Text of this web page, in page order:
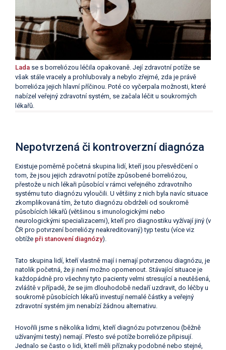
Lada se s borreliózou léčila opakovaně. Její zdravotní potíže se
však stále vracely a prohlubovaly a nebylo zřejmé, zda je právě
borrelióza jejich hlavní příčinou. Poté co vyčerpala možnosti, které
nabízel veřejný zdravotní systém, se začala léčit u soukromých
lékařů.
Nepotvrzená či kontroverzní diagnóza
Existuje poměrně početná skupina lidí, kteří jsou přesvědčení o
tom, že jsou jejich zdravotní potíže způsobené borreliózou,
přestože u nich lékaři působící v rámci veřejného zdravotního
systému tuto diagnózu vyloučili. U většiny z nich byla navíc situace
zkomplikovaná tím, že tuto diagnózu obdrželi od soukromě
působících lékařů (většinou s imunologickými nebo
neurologickými specializacemi), kteří pro diagnostiku vyžívají jiný (v
ČR pro potvrzení borreliózy neakreditovaný) typ testu (více viz
obtíže při stanovení diagnózy).
Tato skupina lidí, kteří vlastně mají i nemají potvrzenou diagnózu, je
natolik početná, že ji není možno opomenout. Stávající situace je
každopádně pro všechny tyto pacienty velmi stresující a neutěšená,
zvláště v případě, že se jim dlouhodobě nedaří uzdravit, do léčby u
soukromě působících lékařů investují nemalé částky a veřejný
zdravotní systém jim nenabízí žádnou alternativu.
Hovořili jsme s několika lidmi, kteří diagnózu potvrzenou (běžně
užívanými testy) nemají. Přesto své potíže borrelióze připisují.
Jednalo se často o lidi, kteří měli příznaky podobné nebo stejné,